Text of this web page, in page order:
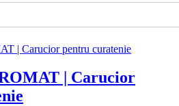
| Carucior